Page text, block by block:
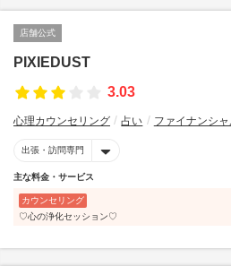
店舗公式
PIXIEDUST
3.03
心理カウンセリング 占い ファイナンシ
出張・訪問専門
主な料金・サービス
カウンセリング
♡心の浄化セッション♡